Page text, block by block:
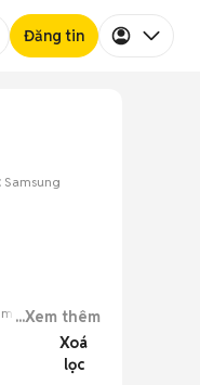
Đăng tin
Samsung
sắc.
...Xem thêm
Xoá
lọc